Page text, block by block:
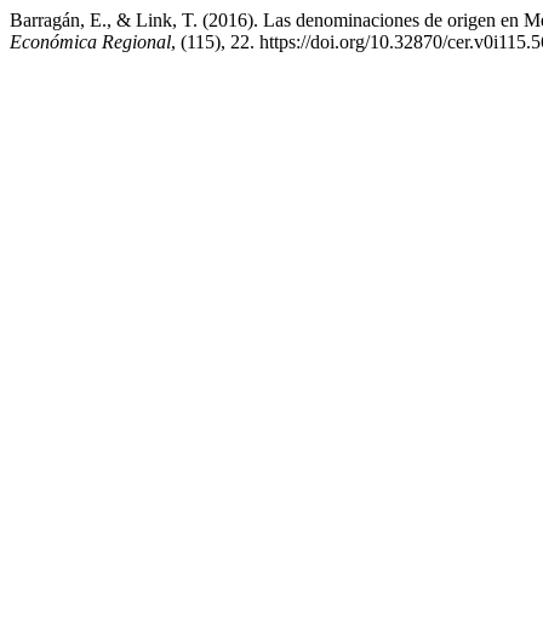
Barragán, E., & Link, T. (2016). Las denominaciones de origen en
Económica Regional, (115), 22. https://doi.org/10.32870/